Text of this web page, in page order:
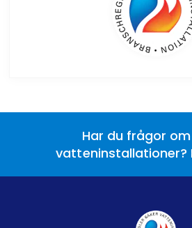
Har du frågor
vatteninstallationer?